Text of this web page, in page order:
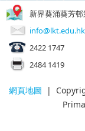
新界葵涌葵芳
info@lkt.edu.hk
2422 1747
2484 1419
網頁地圖 |